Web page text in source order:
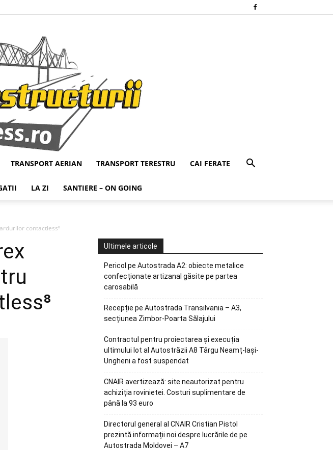
TRANSPORT AERIAN TRANSPORT TERESTRU CAI FERATE
LA ZI SANTIERE – ON GOING
contactless⁸
Ultimele articole
Pericol pe Autostrada A2: obiecte metalice
confecționate artizanal găsite pe partea
carosabilă
Recepție pe Autostrada Transilvania – A3,
secțiunea Zimbor-Poarta Sălajului
Contractul pentru proiectarea și execuția
ultimului lot al Autostrăzii A8 Târgu Neamț-Iași-
Ungheni a fost suspendat
CNAIR avertizează: site neautorizat pentru
achiziția rovinietei. Costuri suplimentare de
până la 93 euro
Directorul general al CNAIR Cristian Pistol
prezintă informații noi despre lucrările de pe
Autostrada Moldovei – A7